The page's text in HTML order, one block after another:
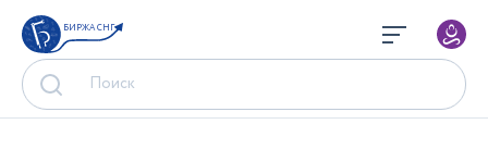
БИРЖА СНГ